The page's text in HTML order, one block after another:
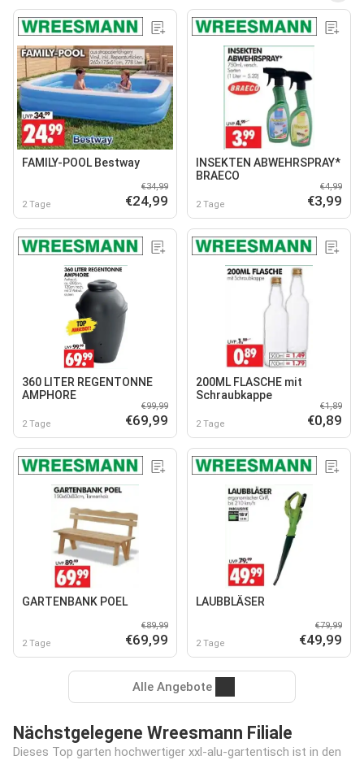
FAMILY-POOL Bestway
2 Tage
€34,99
€24,99
INSEKTEN ABWEHRSPRAY*
BRAECO
2 Tage
€4,99
€3,99
360 LITER REGENTONNE
AMPHORE
2 Tage
€99,99
€69,99
200ML FLASCHE mit
Schraubkappe
2 Tage
€1,89
€0,89
GARTENBANK POEL
2 Tage
€89,99
€69,99
LAUBBLÄSER
2 Tage
€79,99
€49,99
Alle Angebote
Nächstgelegene Wreesmann Filiale
Dieses Top garten hochwertiger xxl-alu-gartentisch ist in den